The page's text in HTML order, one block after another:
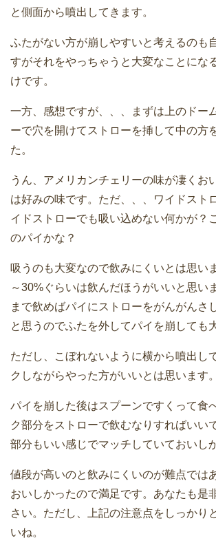
と側面から噴出してきます。
ふたがない方が崩しやすいと考えるのも
すがそれをやっちゃうと大変なことにな
けです。
一方、感想ですが、、、まずは上のドー
ーで穴を開けてストローを挿して中の方
た。
うん、アメリカンチェリーの味が凄くお
は好みの味です。ただ、、、ワイドスト
イドストローでも吸い込めない何かが？
のパイかな？
吸うのも大変なので飲みにくいとは思い
～30%ぐらいは飲んだほうがいいと思い
まで飲めばパイにストローをがんがんさ
と思うのでふたを外してパイを崩しても
ただし、こぼれないように横から噴出し
クしながらやった方がいいとは思います。
パイを崩した後はスプーンですくって食
ク部分をストローで飲むなりすればいい
部分もいい感じでマッチしていておいし
値段が高いのと飲みにくいのが難点では
おいしかったので満足です。あなたも是
さい。ただし、上記の注意点をしっかり
いね。